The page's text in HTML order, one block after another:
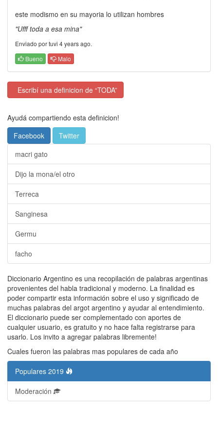
este modismo en su mayoria lo utilizan hombres
"Ufff toda a esa mina"
Enviado por tuvi 4 years ago.
Bueno
Malo
Escribí una definicion de “TODA”
Ayudá compartiendo esta definicion!
Facebook
Twitter
macri gato
Dijo la mona/el otro
Terreca
Sanginesa
Germu
facho
Diccionario Argentino es una recopilación de palabras argentinas
provenientes del habla tradicional y moderno. La finalidad es
poder compartir esta información sobre el uso y significado de
muchas palabras del argot argentino y ayudar al entendimiento.
El diccionario puede ser complementado con aportes de
cualquier usuario, es gratuito y no hace falta registrarse para
usarlo. Los invito a agregar palabras libremente!
Cuales fueron las palabras mas populares de cada año
Populares 2019
Moderación